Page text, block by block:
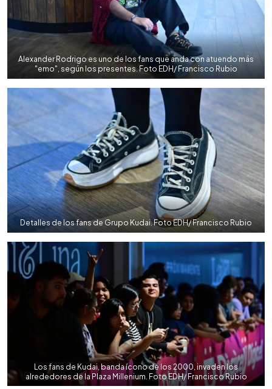
Alexander Rodrigo es uno de los fans que anda con atuendo más
"emo", según los presentes. Foto EDH/ Francisco Rubio
Detalles de los fans de Grupo Kudai. Foto EDH/ Francisco Rubio
Los fans de Kudai, banda ícono de los 2000, invaden los
alrededores de la Plaza Millenium. Foto EDH/ Francisco Rubio